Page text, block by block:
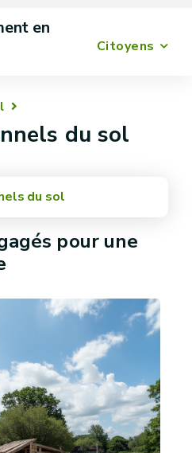
Citoyens
en
du sol
du sol
pour une